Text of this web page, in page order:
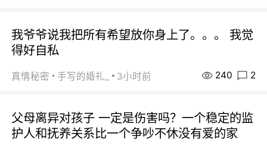
我爷爷说我把所有希望放你身上了。。。 我觉
得好自私
真情秘密 手写的婚礼_ 3小时前 240 2
父母离异对孩子 一定是伤害吗？一个稳定的监
护人和抚养关系比一个争吵不休没有爱的家